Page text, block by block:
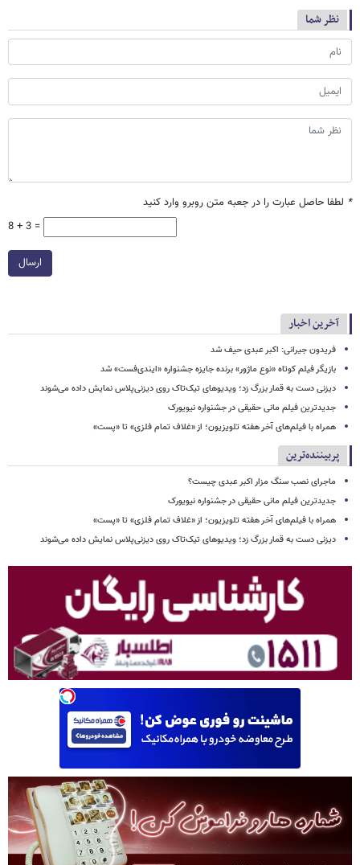
نظر شما
* لطفا حاصل عبارت را در جعبه متن روبرو وارد کنید
8 + 3 =
ارسال
آخرین اخبار
فریدون جیرانی: اکبر عبدی حیف شد
بازیگر فیلم کوتاه «نوع ماژور» برنده جایزه جشنواره «ایندی‌فست» شد
دیزنی دست به قمار بزرگ زد؛ ویدیوهای تیک‌تاک روی دیزنی‌پلاس نمایش داده می‌شوند
جدیدترین فیلم مانی حقیقی در جشنواره نیویورک
همراه با فیلم‌های آخر هفته تلویزیون؛ از «غلاف تمام فلزی» تا «پست»
پربیننده‌ترین
ماجرای نصب سنگ مزار اکبر عبدی چیست؟
جدیدترین فیلم مانی حقیقی در جشنواره نیویورک
همراه با فیلم‌های آخر هفته تلویزیون؛ از «غلاف تمام فلزی» تا «پست»
دیزنی دست به قمار بزرگ زد؛ ویدیوهای تیک‌تاک روی دیزنی‌پلاس نمایش داده می‌شوند